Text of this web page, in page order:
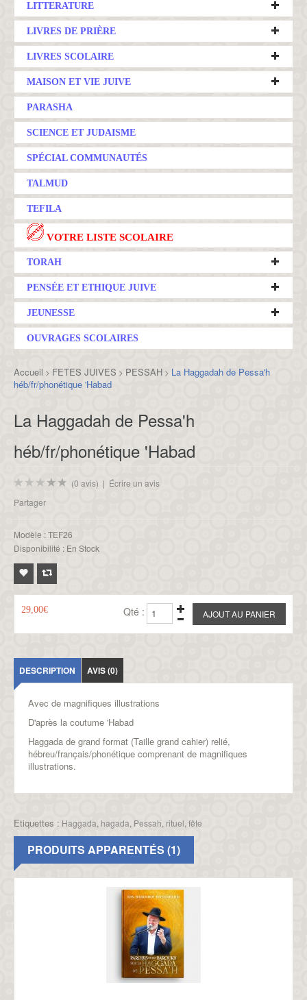
LITTERATURE
LIVRES DE PRIÈRE
LIVRES SCOLAIRE
MAISON ET VIE JUIVE
PARASHA
SCIENCE ET JUDAISME
SPÉCIAL COMMUNAUTÉS
TALMUD
TEFILA
VOTRE LISTE SCOLAIRE
TORAH
PENSÉE ET ETHIQUE JUIVE
JEUNESSE
OUVRAGES SCOLAIRES
Accueil > FETES JUIVES > PESSAH > La Haggadah de Pessa'h
héb/fr/phonétique 'Habad
La Haggadah de Pessa'h
héb/fr/phonétique 'Habad
(0 avis) | Écrire un avis
Partager
Modèle :TEF26
Disponibilité : En Stock
29,00€ Qté :
DESCRIPTION AVIS (0)
Avec de magnifiques illustrations
D'après la coutume 'Habad
Haggada de grand format (Taille grand cahier) relié,
hébreu/français/phonétique comprenant de magnifiques
illustrations.
Etiquettes : Haggada, hagada, Pessah, rituel, fête
PRODUITS APPARENTÉS (1)